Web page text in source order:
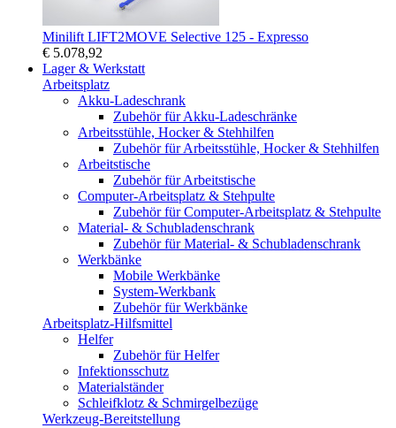
Minilift LIFT2MOVE Selective 125 - Expresso
€ 5.078,92
Lager & Werkstatt
Arbeitsplatz
Akku-Ladeschrank
Zubehör für Akku-Ladeschränke
Arbeitsstühle, Hocker & Stehhilfen
Zubehör für Arbeitsstühle, Hocker & Stehhilfen
Arbeitstische
Zubehör für Arbeitstische
Computer-Arbeitsplatz & Stehpulte
Zubehör für Computer-Arbeitsplatz & Stehpulte
Material- & Schubladenschrank
Zubehör für Material- & Schubladenschrank
Werkbänke
Mobile Werkbänke
System-Werkbank
Zubehör für Werkbänke
Arbeitsplatz-Hilfsmittel
Helfer
Zubehör für Helfer
Infektionsschutz
Materialständer
Schleifklotz & Schmirgelbezüge
Werkzeug-Bereitstellung